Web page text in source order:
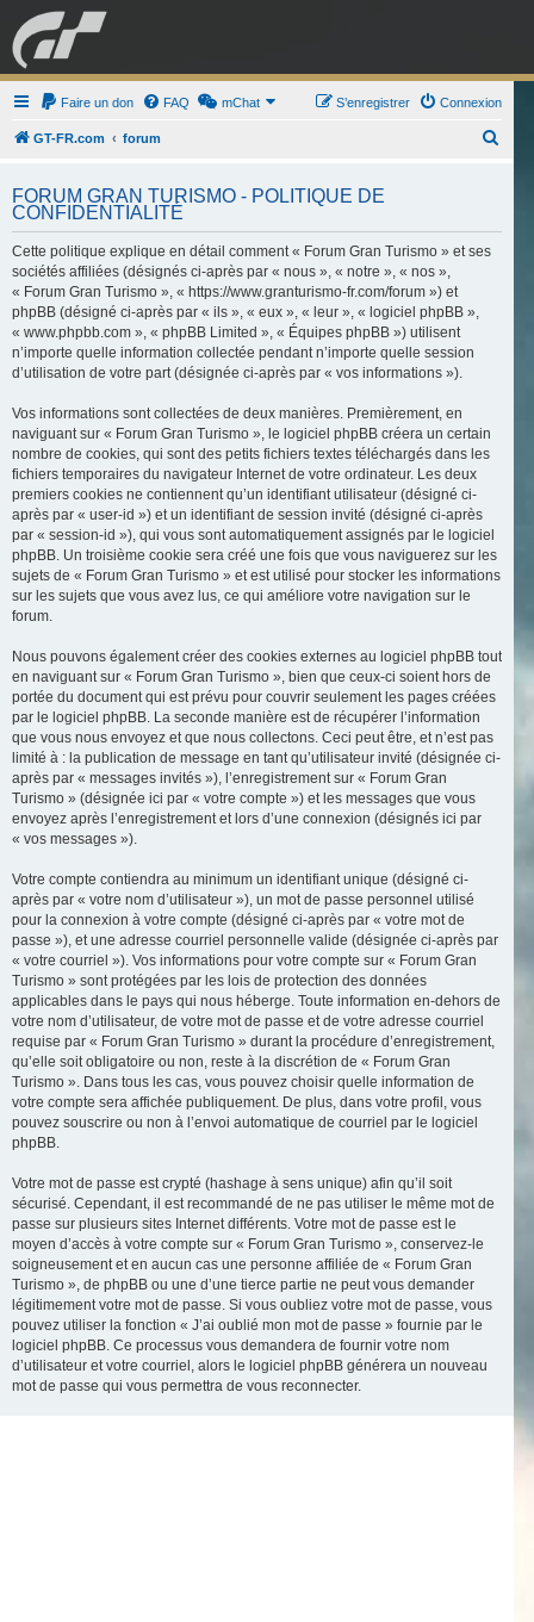
GRAN TURISMO FORUM
ESPORT BOUTIQUE
Faire un don FAQ mChat Connexion
S’enregistrer
GT-FR.com forum
FORUM GRAN TURISMO - POLITIQUE DE
CONFIDENTIALITÉ
Cette politique explique en détail comment « Forum Gran Turismo » et ses
sociétés affiliées (désignés ci-après par « nous », « notre », « nos »,
« Forum Gran Turismo », « https://www.granturismo-fr.com/forum ») et
phpBB (désigné ci-après par « ils », « eux », « leur », « logiciel phpBB »,
« www.phpbb.com », « phpBB Limited », « Équipes phpBB ») utilisent
n’importe quelle information collectée pendant n’importe quelle session
d’utilisation de votre part (désignée ci-après par « vos informations »).
Vos informations sont collectées de deux manières. Premièrement, en
naviguant sur « Forum Gran Turismo », le logiciel phpBB créera un certain
nombre de cookies, qui sont des petits fichiers textes téléchargés dans les
fichiers temporaires du navigateur Internet de votre ordinateur. Les deux
premiers cookies ne contiennent qu’un identifiant utilisateur (désigné ci-
après par « user-id ») et un identifiant de session invité (désigné ci-après
par « session-id »), qui vous sont automatiquement assignés par le logiciel
phpBB. Un troisième cookie sera créé une fois que vous naviguerez sur les
sujets de « Forum Gran Turismo » et est utilisé pour stocker les informations
sur les sujets que vous avez lus, ce qui améliore votre navigation sur le
forum.
Nous pouvons également créer des cookies externes au logiciel phpBB tout
en naviguant sur « Forum Gran Turismo », bien que ceux-ci soient hors de
portée du document qui est prévu pour couvrir seulement les pages créées
par le logiciel phpBB. La seconde manière est de récupérer l’information
que vous nous envoyez et que nous collectons. Ceci peut être, et n’est pas
limité à : la publication de message en tant qu’utilisateur invité (désignée ci-
après par « messages invités »), l’enregistrement sur « Forum Gran
Turismo » (désignée ici par « votre compte ») et les messages que vous
envoyez après l’enregistrement et lors d’une connexion (désignés ici par
« vos messages »).
Votre compte contiendra au minimum un identifiant unique (désigné ci-
après par « votre nom d’utilisateur »), un mot de passe personnel utilisé
pour la connexion à votre compte (désigné ci-après par « votre mot de
passe »), et une adresse courriel personnelle valide (désignée ci-après par
« votre courriel »). Vos informations pour votre compte sur « Forum Gran
Turismo » sont protégées par les lois de protection des données
applicables dans le pays qui nous héberge. Toute information en-dehors de
votre nom d’utilisateur, de votre mot de passe et de votre adresse courriel
requise par « Forum Gran Turismo » durant la procédure d’enregistrement,
qu’elle soit obligatoire ou non, reste à la discrétion de « Forum Gran
Turismo ». Dans tous les cas, vous pouvez choisir quelle information de
votre compte sera affichée publiquement. De plus, dans votre profil, vous
pouvez souscrire ou non à l’envoi automatique de courriel par le logiciel
phpBB.
Votre mot de passe est crypté (hashage à sens unique) afin qu’il soit
sécurisé. Cependant, il est recommandé de ne pas utiliser le même mot de
passe sur plusieurs sites Internet différents. Votre mot de passe est le
moyen d’accès à votre compte sur « Forum Gran Turismo », conservez-le
soigneusement et en aucun cas une personne affiliée de « Forum Gran
Turismo », de phpBB ou une d’une tierce partie ne peut vous demander
légitimement votre mot de passe. Si vous oubliez votre mot de passe, vous
pouvez utiliser la fonction « J’ai oublié mon mot de passe » fournie par le
logiciel phpBB. Ce processus vous demandera de fournir votre nom
d’utilisateur et votre courriel, alors le logiciel phpBB générera un nouveau
mot de passe qui vous permettra de vous reconnecter.